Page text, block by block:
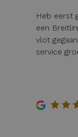
Heb eerst
een
vlot
service